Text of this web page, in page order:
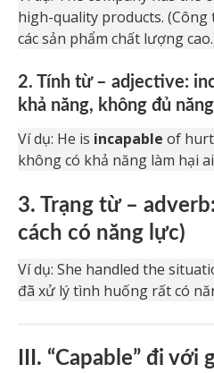
high-quality products.
các sản phẩm chất lượng
2. Tính từ – adjective:
khả năng, không đủ
Ví dụ: He is incapable of
không có khả năng làm hại
3. Trạng từ –
cách có năng lực)
Ví dụ: She handled the
đã xử lý tình huống rất có
III. “Capable” đi với